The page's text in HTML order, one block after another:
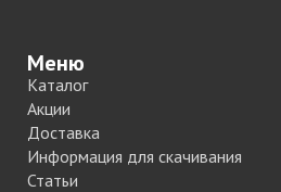
Меню
Каталог
Акции
Доставка
Информация для скачивания
Статьи